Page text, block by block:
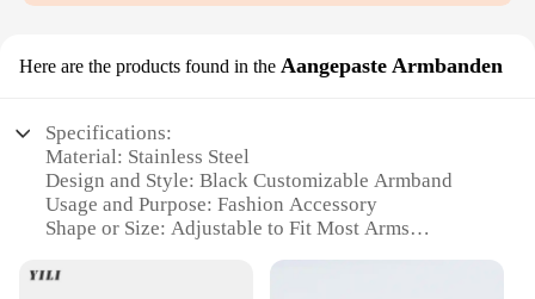
Here are the products found in the Aangepaste Armbanden
Specifications:
Material: Stainless Steel
Design and Style: Black Customizable Armband
Usage and Purpose: Fashion Accessory
Shape or Size: Adjustable to Fit Most Arms
Parts and Accessories: Comes as a Set